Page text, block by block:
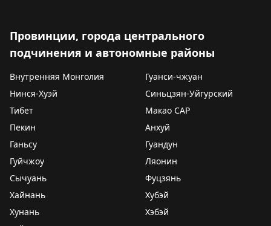
Провинции, города центрального
подчинения и автономные районы
Внутренняя Монголия
Гуанси-чжуан
Нинся-Хуэй
Синьцзян-Уйгурский
Тибет
Макао САР
Пекин
Анхуй
Ганьсу
Гуандун
Гуйчжоу
Ляонин
Сычуань
Фуцзянь
Хайнань
Хубэй
Хунань
Хэбэй